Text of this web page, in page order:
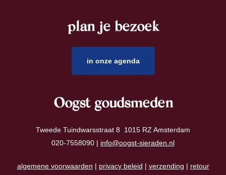
plan je bezoek
in onze agenda
Oogst goudsmeden
Tweede Tuindwarsstraat 8 1015 RZ Amsterdam
020-7558090 | info@oogst-sieraden.nl
algemene voorwaarden | privacy beleid | verzending | retour